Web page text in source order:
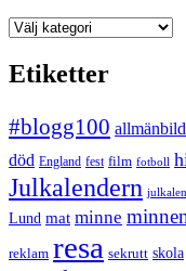
Kategorier
Etiketter
#blogg100
död England fest film fotboll
Julkalendern
Lund mat minne
reklam resa sekrutt skola